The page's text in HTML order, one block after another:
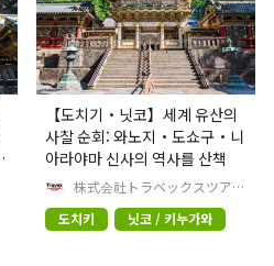
【도치기・닛코】세계 유산의
사찰 순회: 와노지・도쇼구・니
아라야마 신사의 역사를 산책
株式会社トラベックスツアー
ズ
도치키
닛코 / 키누가와